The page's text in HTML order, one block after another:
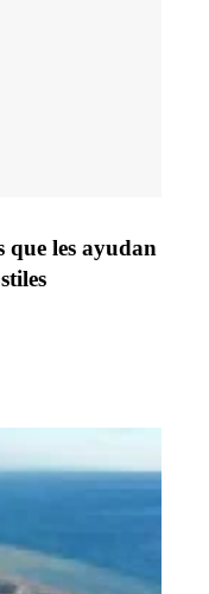
que les ayudan